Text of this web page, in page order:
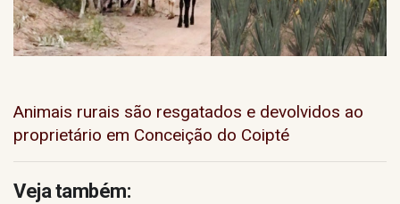
Animais rurais são resgatados e devolvidos ao
proprietário em Conceição do Coipté
Veja também: